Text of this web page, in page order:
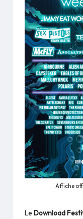
Affiche
Le Download